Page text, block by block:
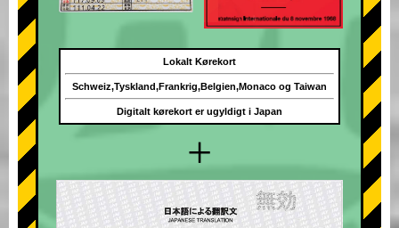
+
Lokalt Kørekort
Schweiz,Tyskland,Frankrig,Belgien,Monaco og Taiwan
Digitalt kørekort er ugyldigt i Japan